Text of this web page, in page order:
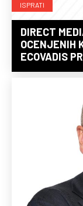
ISPRATI
DIRECT
OCENJENIH
ECOVADIS